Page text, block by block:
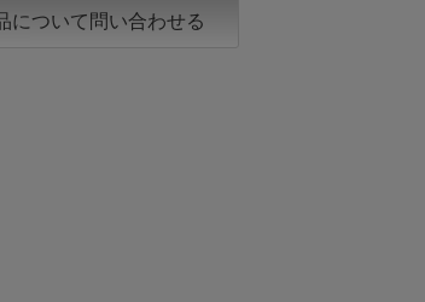
について問い合わせる